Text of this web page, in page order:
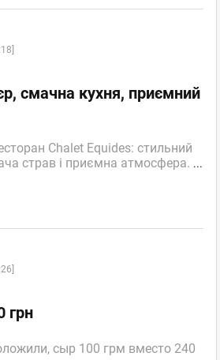
смачна кухня, приємний
Chalet Equides: стильний
страв і приємна атмосфера. ...
грн
сыр 100 грм вместо 240